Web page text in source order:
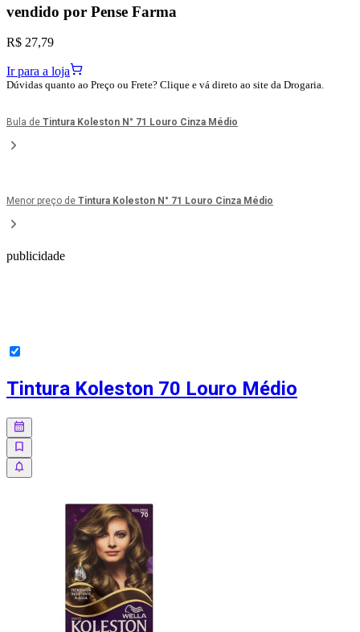
vendido por Pense Farma
R$ 27,79
Ir para a loja
Dúvidas quanto ao Preço ou Frete? Clique e vá direto ao site da Drogaria.
Bula de Tintura Koleston N° 71 Louro Cinza Médio
Menor preço de Tintura Koleston N° 71 Louro Cinza Médio
publicidade
Tintura Koleston 70 Louro Médio